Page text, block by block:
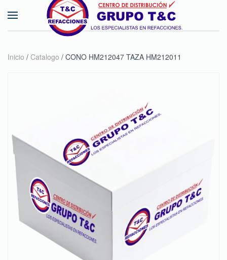
Skip to main content
Inicio / Catalogo / CONO HM212047 TAZA HM212011